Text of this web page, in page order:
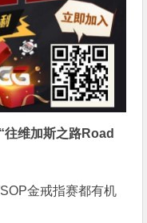
往维加斯之路Road
金戒指赛都有机